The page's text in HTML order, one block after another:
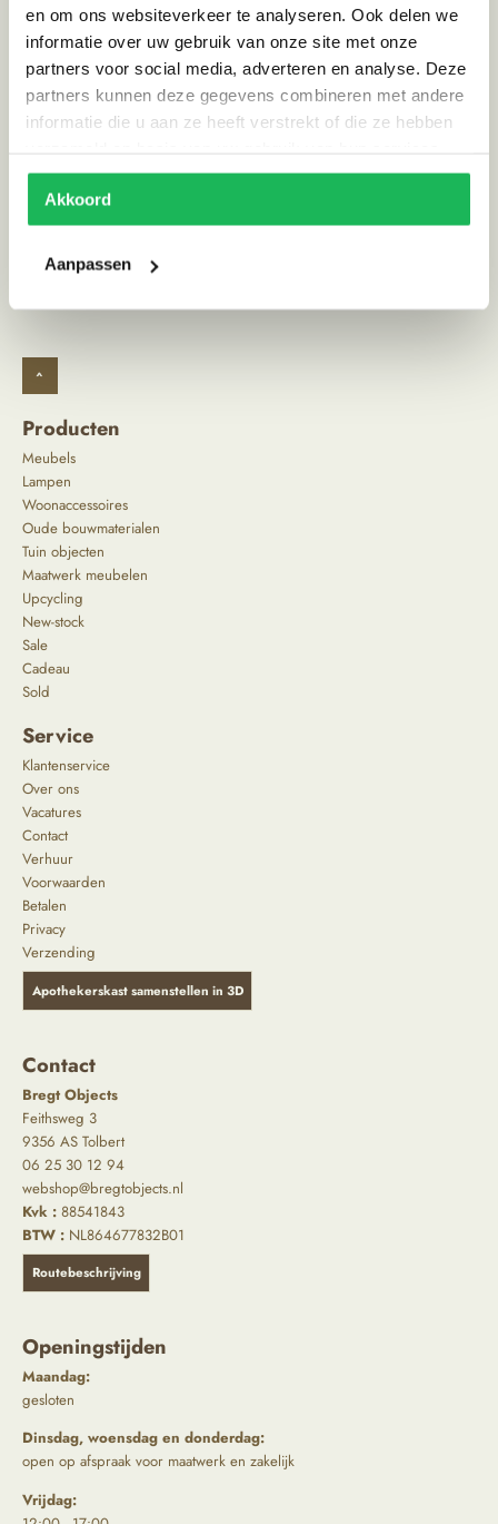
en om ons websiteverkeer te analyseren. Ook delen we
informatie over uw gebruik van onze site met onze
partners voor social media, adverteren en analyse. Deze
partners kunnen deze gegevens combineren met andere
informatie die u aan ze heeft verstrekt of die ze hebben
Akkoord
Aanpassen
Aardewerk
Stijl Ibiza vibe
Land van herkomst Marokko
Alternatieve producten
^
Producten
Meubels
Lampen
Woonaccessoires
Oude bouwmaterialen
Tuin objecten
Maatwerk meubelen
Upcycling
New-stock
Sale
Cadeau
Sold
Service
Klantenservice
Over ons
Vacatures
Contact
Verhuur
Voorwaarden
Betalen
Privacy
Verzending
Apothekerskast samenstellen in 3D
Contact
Bregt Objects
Feithsweg 3
9356 AS Tolbert
06 25 30 12 94
webshop@bregtobjects.nl
Kvk : 88541843
BTW : NL864677832B01
Routebeschrijving
Openingstijden
Maandag:
gesloten
Dinsdag, woensdag en donderdag:
open op afspraak voor maatwerk en zakelijk
Vrijdag: